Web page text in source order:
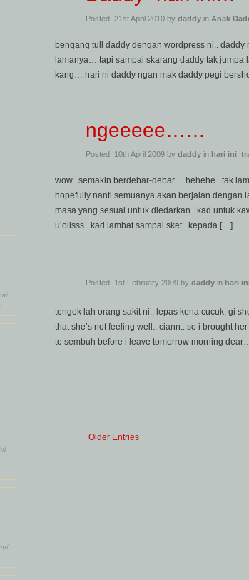
ni
Posted: 21st April 2010 by daddy in Anak
bengang tull daddy dengan wordpress ni..
lamanya… tapi sampai skarang daddy tak jumpa
kang… hari ni daddy ngan mak daddy pegi
ngeeeee……
Posted: 10th April 2009 by daddy in hari ini
wow.. semakin berdebar-debar… hehehe.. tak
hopefully nanti semuanya akan berjalan dengan
masa yang sesuai untuk diedarkan.. kad untuk
u’ollsss.. kad lambat sampai sket.. kepada […]
Posted: 1st February 2009 by daddy in hari ini
tengok lah orang sakit ni.. lepas kena cucuk, gi
that she’s not feeling well.. ciann.. so i brought
to sembuh before i leave tomorrow morning
Older Entries